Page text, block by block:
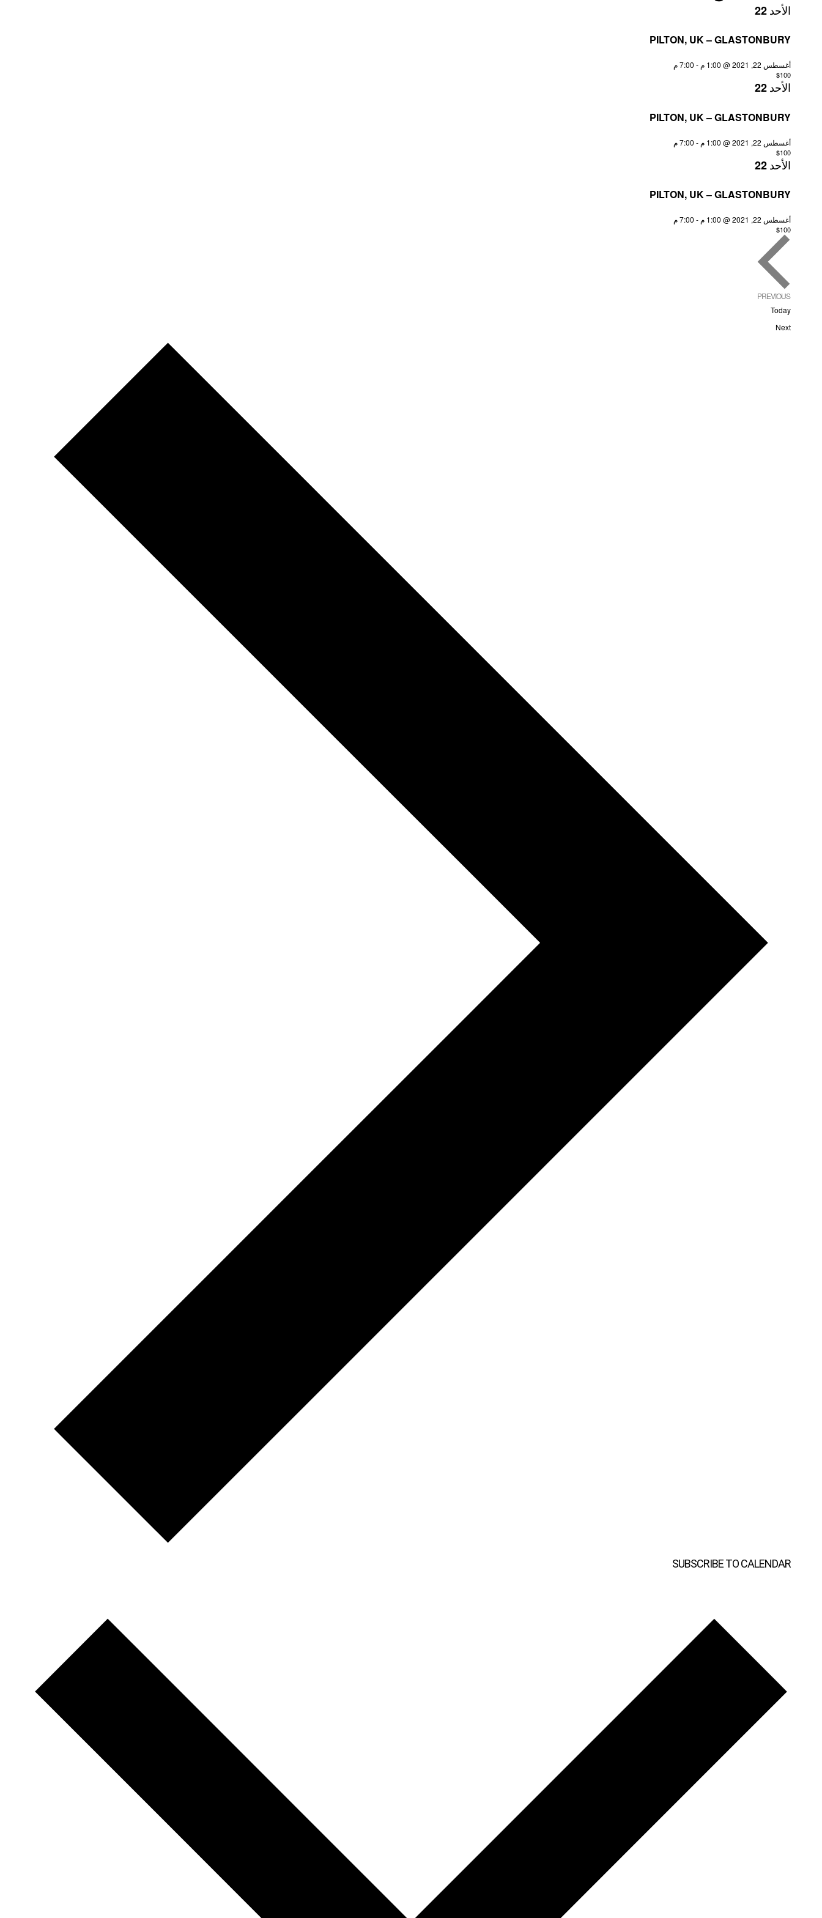
الأحد 22
PILTON, UK – GLASTONBURY
أغسطس 22, 2021 @ 1:00 م - 7:00 م
$100
الأحد 22
PILTON, UK – GLASTONBURY
أغسطس 22, 2021 @ 1:00 م - 7:00 م
$100
الأحد 22
PILTON, UK – GLASTONBURY
أغسطس 22, 2021 @ 1:00 م - 7:00 م
$100
PREVIOUS
Today
Next
SUBSCRIBE TO CALENDAR